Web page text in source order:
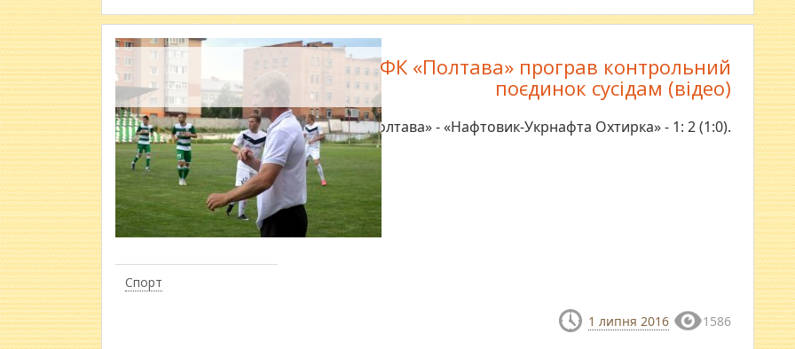
Спорт
ФК «Полтава» програв контрольний
поєдинок сусідам (відео)
​ФК «Полтава» - «Нафтовик-Укрнафта Охтирка» - 1: 2 (1:0).
1 липня 2016 1586